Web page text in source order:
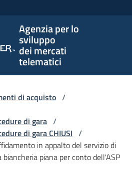
Agenzia per lo
sviluppo
dei mercati
telematici
di acquisto /
di gara /
di gara CHIUSI /
in appalto del servizio di
piana per conto dell'ASP